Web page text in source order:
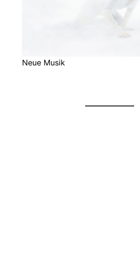
Neue Musik